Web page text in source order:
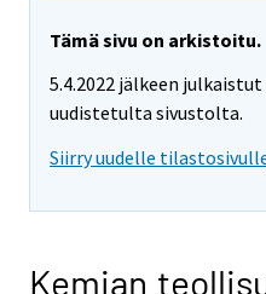
Tämä sivu on arkistoitu.
5.4.2022 jälkeen
uudistetulta sivustolta.
Siirry uudelle
Kemian